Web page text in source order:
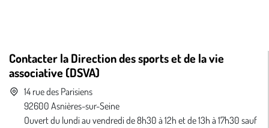
Contacter la Direction des sports et de la vie
associative (DSVA)
14 rue des Parisiens
92600 Asnières-sur-Seine
Ouvert du lundi au vendredi de 8h30 à 12h et de 13h à 17h30 sauf